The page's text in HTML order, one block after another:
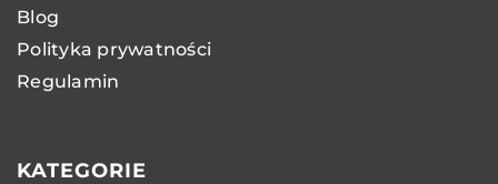
Blog
Polityka prywatności
Regulamin
KATEGORIE